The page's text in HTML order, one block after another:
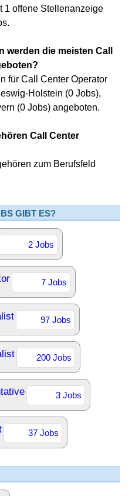
1 offene Stellenanzeige
werden die meisten Call
für Call Center Operator
Holstein (0 Jobs),
(0 Jobs) angeboten.
Call Center
zum Berufsfeld
GIBT ES?
2 Jobs
7 Jobs
97 Jobs
200 Jobs
3 Jobs
37 Jobs